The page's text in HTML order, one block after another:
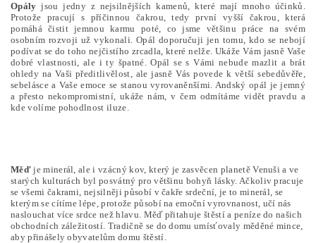
Opályjsou jedny z nejsilnějších kamenů, které mají mnoho účinků.
Protože pracují s příčinnou čakrou, tedy první vyšší čakrou, která
pomáhá čistit jemnou karmu poté, co jsme většinu práce na svém
osobním rozvoji už vykonali. Opál doporučuji jen tomu, kdo se nebojí
podívat se do toho nejčistího zrcadla, které nelže. Ukáže Vám jasně Vaše
dobré vlastnosti, ale i ty špatné. Opál se s Vámi nebude mazlit a brát
ohledy na Vaši předitlivělost, ale jasně Vás povede k větší sebedůvěře,
sebelásce a Vaše emoce se stanou vyrovaněnšími. Andský opál je jemný
a přesto nekompromistní, ukáže nám, v čem odmítáme vidět pravdu a
kde volíme pohodlnost iluze.
Měďje minerál, ale i vzácný kov, který je zasvěcen planetě Venuši a ve
starých kulturách byl posvátný pro většinu bohyň lásky. Ačkoliv pracuje
se všemi čakrami, nejsilněji působí v čakře srdeční, je to minerál, se
kterým se cítíme lépe, protože působí na emoční vyrovnanost, učí nás
naslouchat více srdce než hlavu. Měď přitahuje štěstí a peníze do našich
obchodních záležitostí. Tradičně se do domu umísťovaly měděné mince,
aby přinášely obyvatelům domu štěstí.